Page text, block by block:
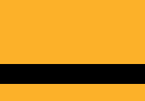
le culturoscoPe site vous
Les cookies nous
culturel·le·s sur